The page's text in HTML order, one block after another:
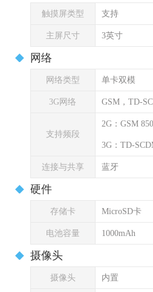
触摸屏类型 支持
主屏尺寸 3英寸
网络
网络类型 单卡双模
3G网络 GSM，TD-
支持频段
2G：GSM
3G：TD-
连接与共享 蓝牙
硬件
存储卡 MicroSD卡
电池容量 1000mAh
摄像头
摄像头 内置